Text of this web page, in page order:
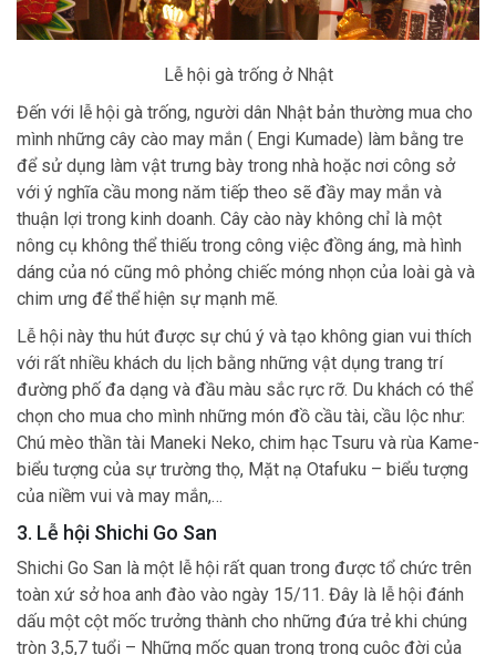
Lễ hội gà trống ở Nhật
Đến với lễ hội gà trống, người dân Nhật bản thường mua cho
mình những cây cào may mắn ( Engi Kumade) làm bằng tre
để sử dụng làm vật trưng bày trong nhà hoặc nơi công sở
với ý nghĩa cầu mong năm tiếp theo sẽ đầy may mắn và
thuận lợi trong kinh doanh. Cây cào này không chỉ là một
nông cụ không thể thiếu trong công việc đồng áng, mà hình
dáng của nó cũng mô phỏng chiếc móng nhọn của loài gà và
chim ưng để thể hiện sự mạnh mẽ.
Lễ hội này thu hút được sự chú ý và tạo không gian vui thích
với rất nhiều khách du lịch bằng những vật dụng trang trí
đường phố đa dạng và đầu màu sắc rực rỡ. Du khách có thể
chọn cho mua cho mình những món đồ cầu tài, cầu lộc như:
Chú mèo thần tài Maneki Neko, chim hạc Tsuru và rùa Kame-
biểu tượng của sự trường thọ, Mặt nạ Otafuku – biểu tượng
của niềm vui và may mắn,…
3. Lễ hội Shichi Go San
Shichi Go San là một lễ hội rất quan trong được tổ chức trên
toàn xứ sở hoa anh đào vào ngày 15/11. Đây là lễ hội đánh
dấu một cột mốc trưởng thành cho những đứa trẻ khi chúng
tròn 3,5,7 tuổi – Những mốc quan trọng trong cuộc đời của